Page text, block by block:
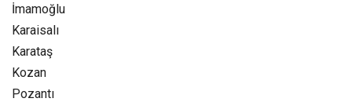
İmamoğlu
Karaisalı
Karataş
Kozan‎
Pozantı‎